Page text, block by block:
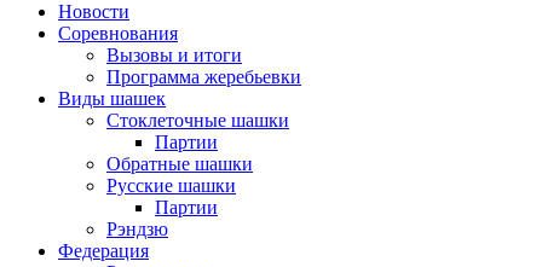
Новости
Соревнования
Вызовы и итоги
Программа жеребьевки
Виды шашек
Стоклеточные шашки
Партии
Обратные шашки
Русские шашки
Партии
Рэндзю
Федерация